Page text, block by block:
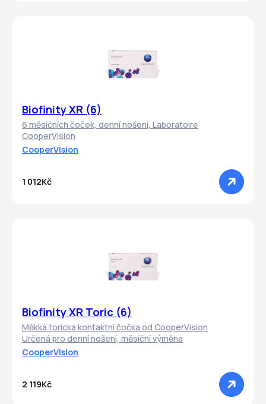
Biofinity XR (6)
6 měsíčních čoček, denní nošení, Laboratoire
CooperVision
CooperVision
1 012Kč
Biofinity XR Toric (6)
Měkká torická kontaktní čočka od CooperVision
Určená pro denní nošení, měsíční výměna
CooperVision
2 119Kč